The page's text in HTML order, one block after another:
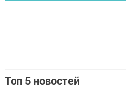
Топ 5 новостей